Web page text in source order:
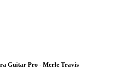
Guitar Pro - Merle Travis